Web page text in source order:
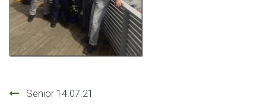
Innleggsnavigasjon
Senior 14.07.21